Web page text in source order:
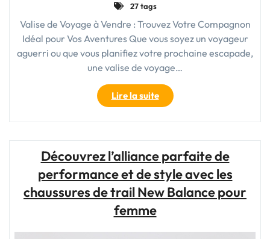
27 tags
Valise de Voyage à Vendre : Trouvez Votre Compagnon
Idéal pour Vos Aventures Que vous soyez un voyageur
aguerri ou que vous planifiez votre prochaine escapade,
une valise de voyage…
Lire la suite"Valise
de
Voyage
:
Trouvez
Votre
Compagnon
Découvrez l’alliance parfaite de
performance et de style avec les
chaussures de trail New Balance pour
femme